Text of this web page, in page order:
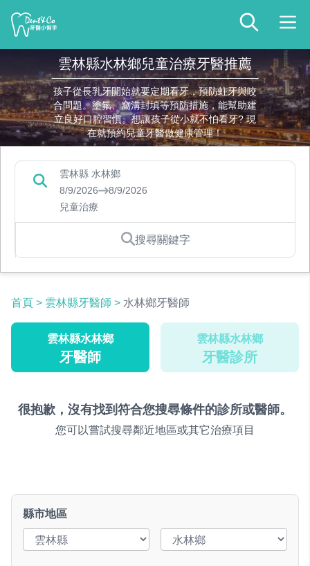
雲林縣水林鄉兒童治療牙醫推薦
孩子從長乳牙開始就要定期看牙，預防蛀牙與咬
合問題。塗氟、窩溝封填等預防措施，能幫助建
立良好口腔習慣。想讓孩子從小就不怕看牙? 現
在就預約兒童牙醫做健康管理！
雲林縣 水林鄉
8/9/2026
8/9/2026
兒童治療
搜尋關鍵字
首頁 > 雲林縣牙醫師 > 水林鄉牙醫師
雲林縣水林鄉
牙醫師
雲林縣水林鄉
牙醫診所
很抱歉，沒有找到符合您搜尋條件的診所或醫師。
您可以嘗試搜尋鄰近地區或其它治療項目
縣市地區